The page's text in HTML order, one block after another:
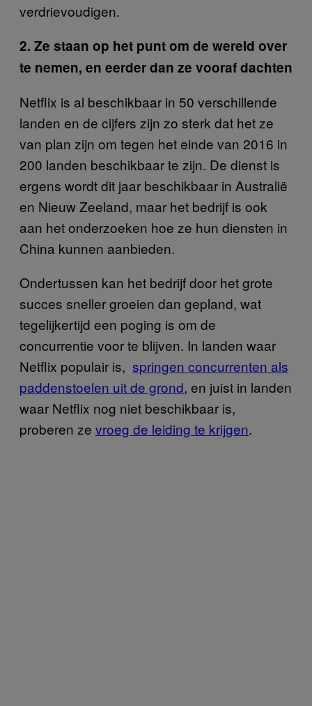
verdrievoudigen.
2. Ze staan op het punt om de wereld over
te nemen, en eerder dan ze vooraf dachten
Netflix is al beschikbaar in 50 verschillende
landen en de cijfers zijn zo sterk dat het ze
van plan zijn om tegen het einde van 2016 in
200 landen beschikbaar te zijn. De dienst is
ergens wordt dit jaar beschikbaar in Australië
en Nieuw Zeeland, maar het bedrijf is ook
aan het onderzoeken hoe ze hun diensten in
China kunnen aanbieden.
Ondertussen kan het bedrijf door het grote
succes sneller groeien dan gepland, wat
tegelijkertijd een poging is om de
concurrentie voor te blijven. In landen waar
Netflix populair is, springen concurrenten als
paddenstoelen uit de grond, en juist in landen
waar Netflix nog niet beschikbaar is,
proberen ze vroeg de leiding te krijgen.